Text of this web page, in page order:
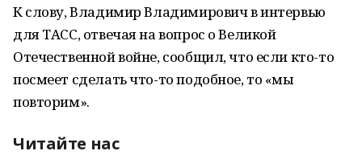
К слову, Владимир Владимирович в интервью
для ТАСС, отвечая на вопрос о Великой
Отечественной войне, сообщил, что если кто-то
посмеет сделать что-то подобное, то «мы
повторим».
Читайте нас